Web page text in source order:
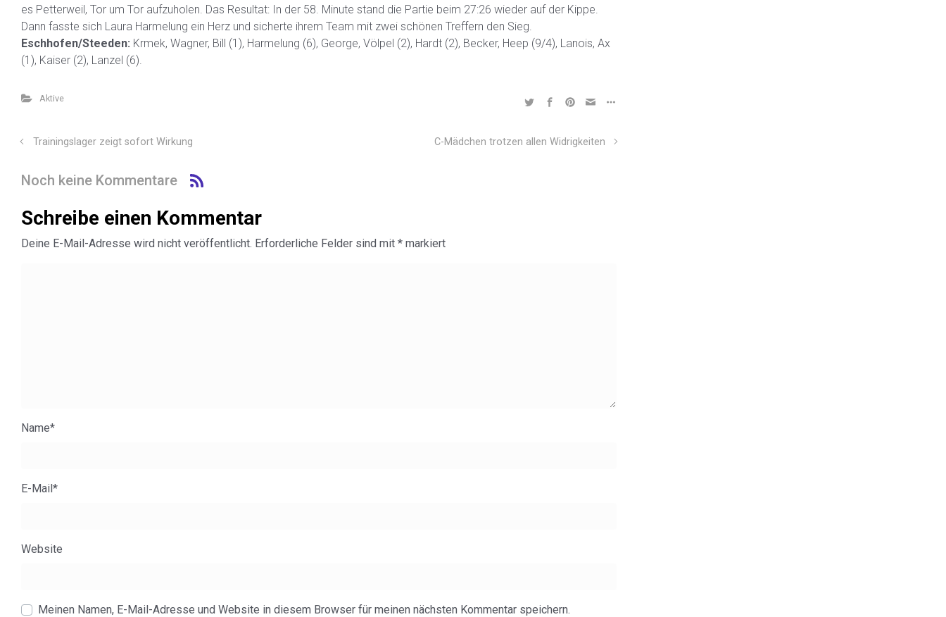
es Petterweil, Tor um Tor aufzuholen. Das Resultat: In der 58. Minute stand die Partie beim 27:26 wieder auf der Kippe.
Dann fasste sich Laura Harmelung ein Herz und sicherte ihrem Team mit zwei schönen Treffern den Sieg.
Eschhofen/Steeden: Krmek, Wagner, Bill (1), Harmelung (6), George, Völpel (2), Hardt (2), Becker, Heep (9/4), Lanois, Ax
(1), Kaiser (2), Lanzel (6).
Aktive
Trainingslager zeigt sofort Wirkung C-Mädchen trotzen allen Widrigkeiten
Noch keine Kommentare
Schreibe einen Kommentar
Deine E-Mail-Adresse wird nicht veröffentlicht. Erforderliche Felder sind mit * markiert
Name*
E-Mail*
Website
Meinen Namen, E-Mail-Adresse und Website in diesem Browser für meinen nächsten Kommentar speichern.